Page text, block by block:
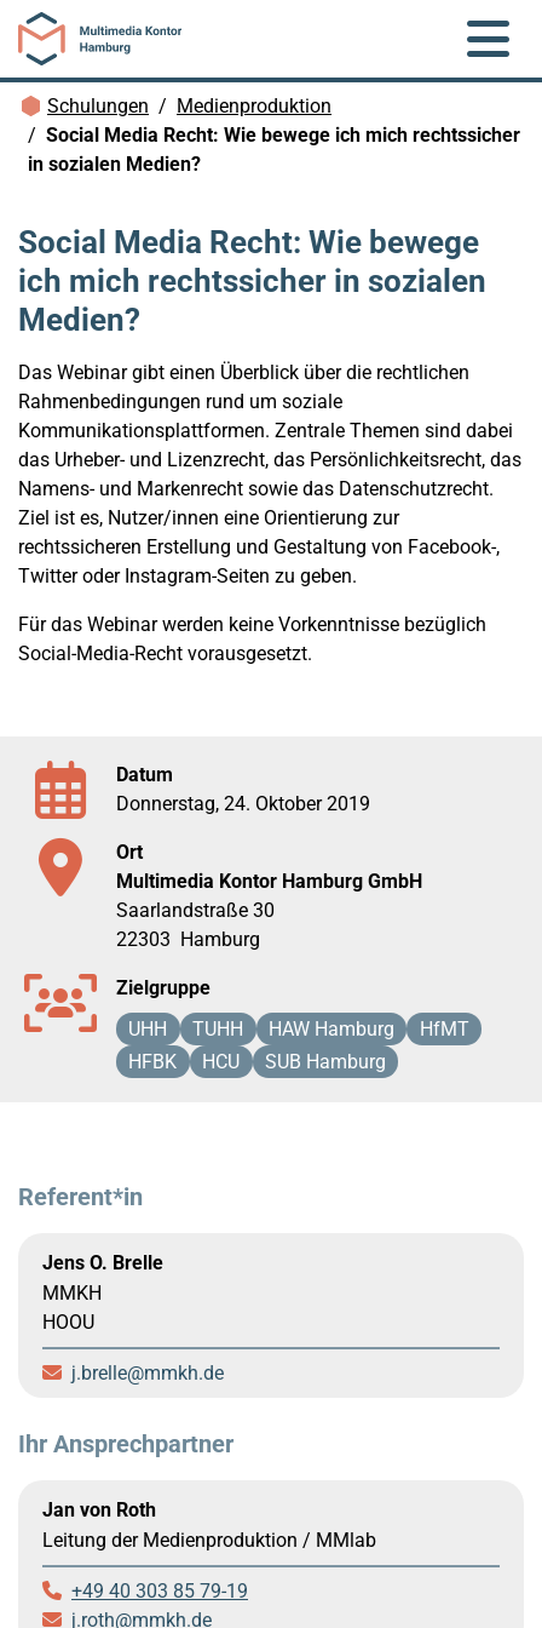
Zum Hauptinhalt springen
Brotkrümelnavigation
Schulungen
Medienproduktion
Social Media Recht: Wie bewege ich mich rechtssicher
in sozialen Medien?
Social Media Recht: Wie bewege
ich mich rechtssicher in sozialen
Medien?
Das Webinar gibt einen Überblick über die rechtlichen
Rahmenbedingungen rund um soziale
Kommunikationsplattformen. Zentrale Themen sind dabei
das Urheber- und Lizenzrecht, das Persönlichkeitsrecht, das
Namens- und Markenrecht sowie das Datenschutzrecht.
Ziel ist es, Nutzer/innen eine Orientierung zur
rechtssicheren Erstellung und Gestaltung von Facebook-,
Twitter oder Instagram-Seiten zu geben.
Für das Webinar werden keine Vorkenntnisse bezüglich
Social-Media-Recht vorausgesetzt.
Datum
Donnerstag, 24. Oktober 2019
Ort
Multimedia Kontor Hamburg GmbH
Saarlandstraße 30
22303 Hamburg
Zielgruppe
UHH
TUHH HAW Hamburg
HfMT
HFBK
HCU SUB Hamburg
Referent*in
Jens O. Brelle
MMKH
HOOU
j.brelle mmkh.de
Ihr Ansprechpartner
Jan von Roth
Leitung der Medienproduktion / MMlab
+49 40 303 85 79-19
j.roth
mmkh.de